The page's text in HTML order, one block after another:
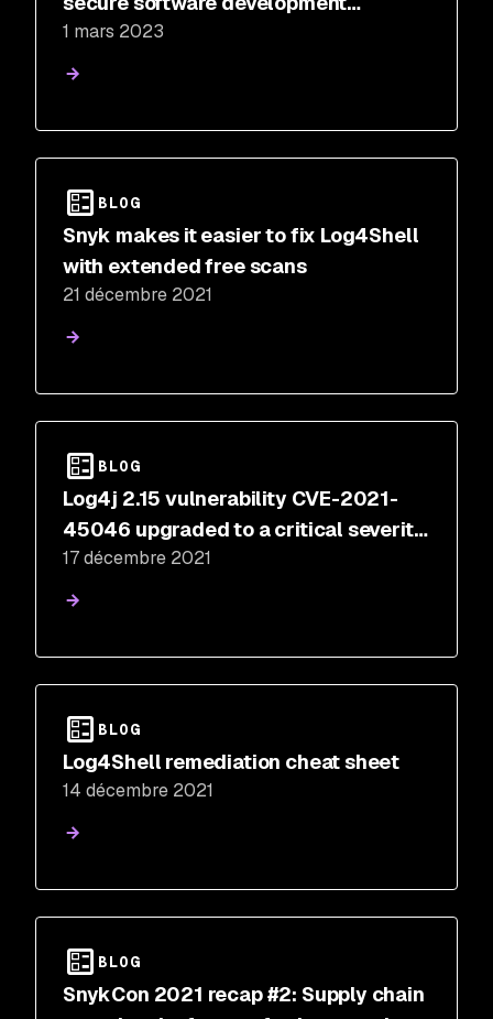
practices
1 mars 2023
BLOG
Snyk makes it easier to fix Log4Shell
with extended free scans
21 décembre 2021
BLOG
Log4j 2.15 vulnerability CVE-2021-
45046 upgraded to a critical severity
arbitrary code execution
17 décembre 2021
BLOG
Log4Shell remediation cheat sheet
14 décembre 2021
BLOG
SnykCon 2021 recap #2: Supply chain